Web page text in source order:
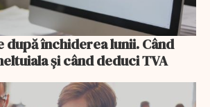
după închiderea lunii. Când
și când deduci TVA